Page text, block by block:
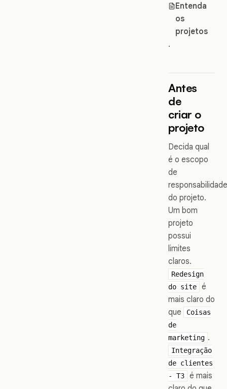
Entenda
os
projetos
.
Antes
de
criar o
projeto
Decida qual
é o escopo
de
responsabilidade
do projeto.
Um bom
projeto
possui
limites
claros.
Redesign
do site
é
mais claro do
que
Coisas
de
marketing .
Integração
de clientes
- T3
é mais